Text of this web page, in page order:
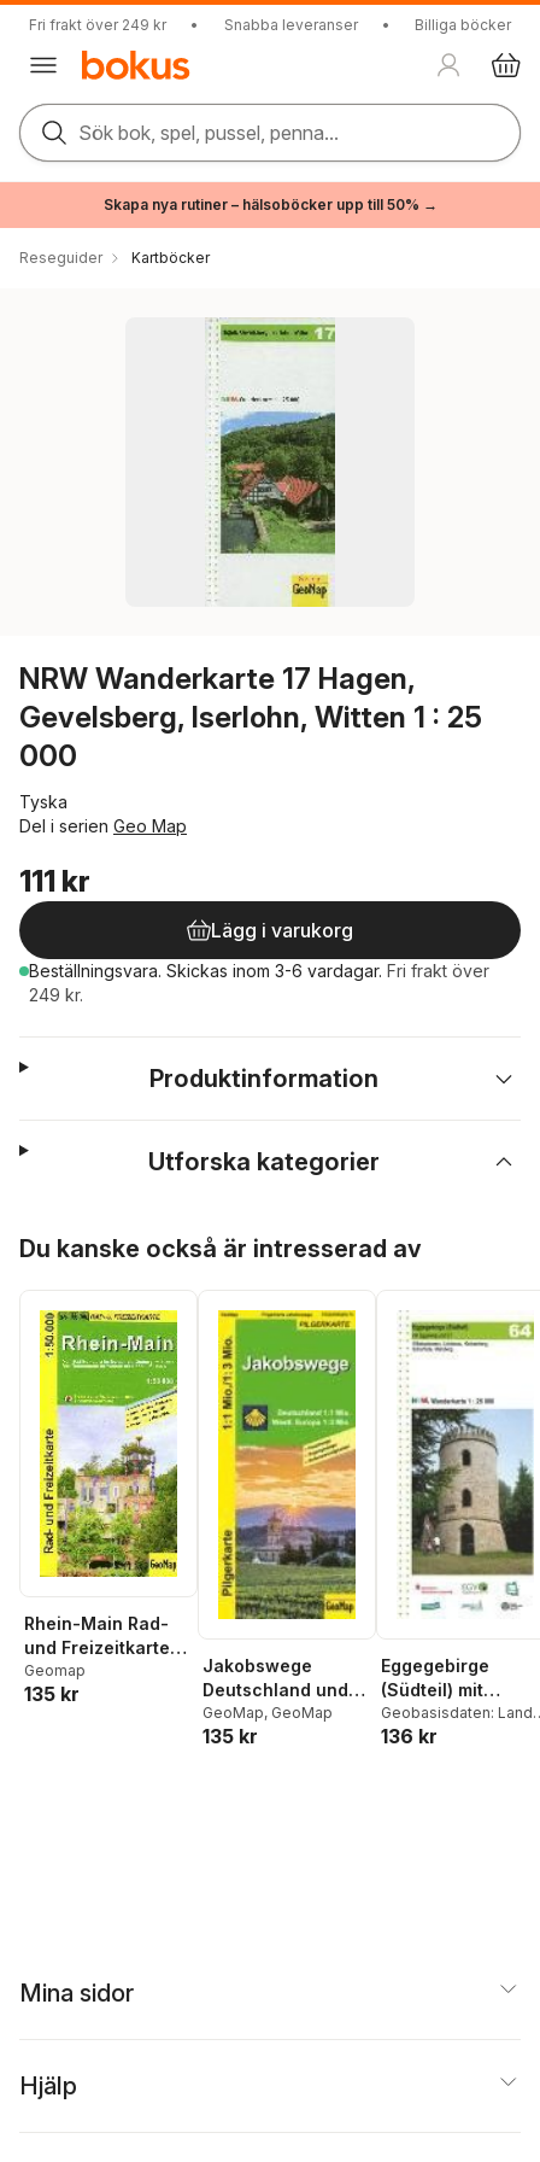
Fri frakt över 249 kr • Snabba leveranser • Billiga böcker
Sök bok, spel, pussel, penna...
Skapa nya rutiner – hälsoböcker upp till 50% →
Reseguider Kartböcker
NRW Wanderkarte 17 Hagen,
Gevelsberg, Iserlohn, Witten 1 : 25
000
Tyska
Del i serien Geo Map
111 kr
Lägg i varukorg
Beställningsvara. Skickas inom 3-6 vardagar. Fri frakt över
249 kr.
Produktinformation
Utforska kategorier
Du kanske också är intresserad av
Rhein-Main Rad-
und Freizeitkarte
1:50 000
Geomap
135 kr
Jakobswege
Deutschland und
westliches Europa
GeoMap, GeoMap
135 kr
Eggegebirge
(Südteil) mit
Eggeweg und E1
Blatt 64,
Geobasisdaten: Land
NRW
136 kr
Mina sidor
Hjälp